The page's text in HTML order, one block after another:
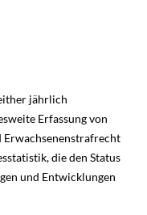
jährlich
Erfassung von
Erwachsenenstrafrecht
die den Status
und Entwicklungen